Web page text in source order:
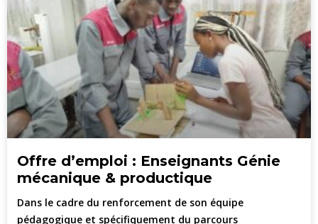
Offre d’emploi : Enseignants Génie
mécanique & productique
Dans le cadre du renforcement de son équipe
pédagogique et spécifiquement du parcours